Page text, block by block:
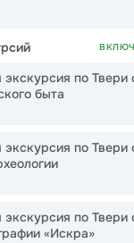
экскурсия по
быта
экскурсия по
экскурсия по
«Искра»